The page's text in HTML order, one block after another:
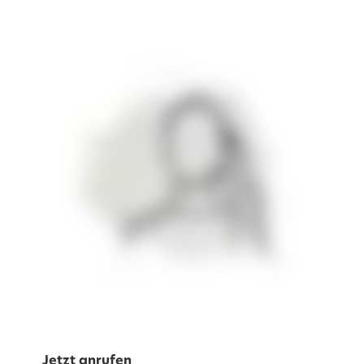
Jetzt anrufen